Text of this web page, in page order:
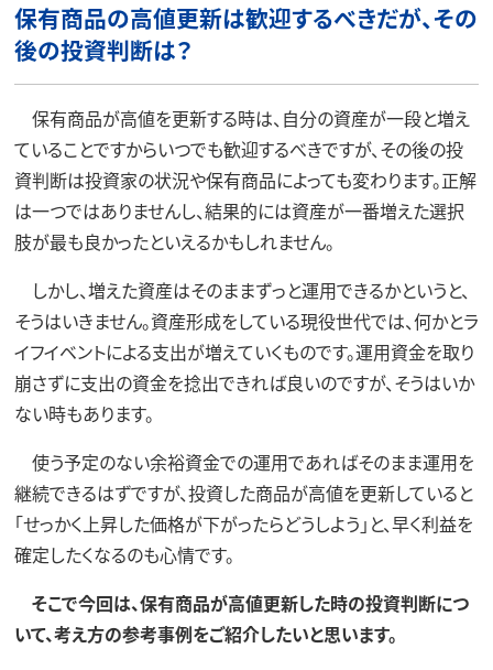
保有商品の高値更新は歓迎するべきだが、その
後の投資判断は？
保有商品が高値を更新する時は、自分の資産が一段と増え
ていることですからいつでも歓迎するべきですが、その後の投
資判断は投資家の状況や保有商品によっても変わります。正解
は一つではありませんし、結果的には資産が一番増えた選択
肢が最も良かったといえるかもしれません。
しかし、増えた資産はそのままずっと運用できるかというと、
そうはいきません。資産形成をしている現役世代では、何かとラ
イフイベントによる支出が増えていくものです。運用資金を取り
崩さずに支出の資金を捻出できれば良いのですが、そうはいか
ない時もあります。
使う予定のない余裕資金での運用であればそのまま運用を
継続できるはずですが、投資した商品が高値を更新していると
「せっかく上昇した価格が下がったらどうしよう」と、早く利益を
確定したくなるのも心情です。
そこで今回は、保有商品が高値更新した時の投資判断につ
いて、考え方の参考事例をご紹介したいと思います。